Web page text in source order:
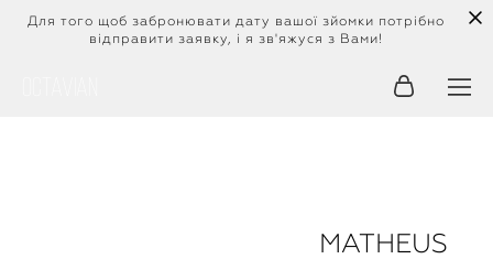
Для того щоб забронювати дату вашої зйомки потрібно
відправити заявку, і я зв'яжуся з Вами!
MATHEUS